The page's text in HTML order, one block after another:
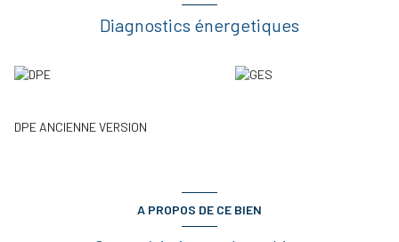
Diagnostics énergetiques
DPE ANCIENNE VERSION
A PROPOS DE CE BIEN